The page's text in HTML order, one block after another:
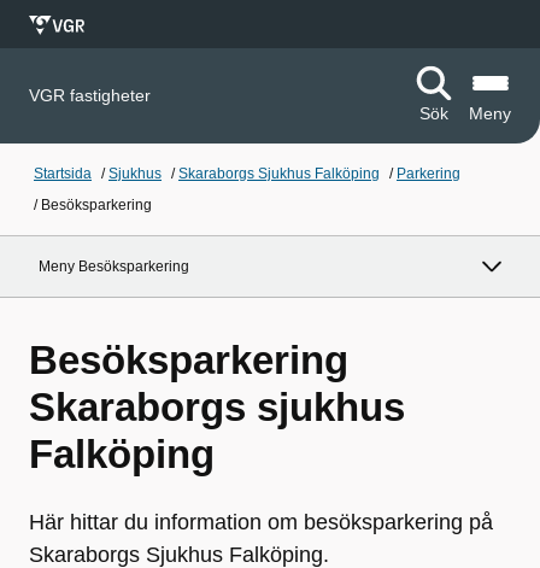
VGR fastigheter
Sök
Meny
Startsida /Sjukhus /Skaraborgs Sjukhus Falköping / Parkering
/ Besöksparkering
Meny Besöksparkering
Besöksparkering
Skaraborgs sjukhus
Falköping
Här hittar du information om besöksparkering på
Skaraborgs Sjukhus Falköping.